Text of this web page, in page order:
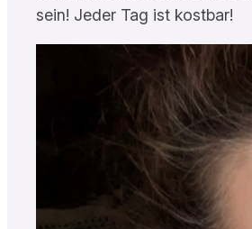
sein! Jeder Tag ist kostbar!